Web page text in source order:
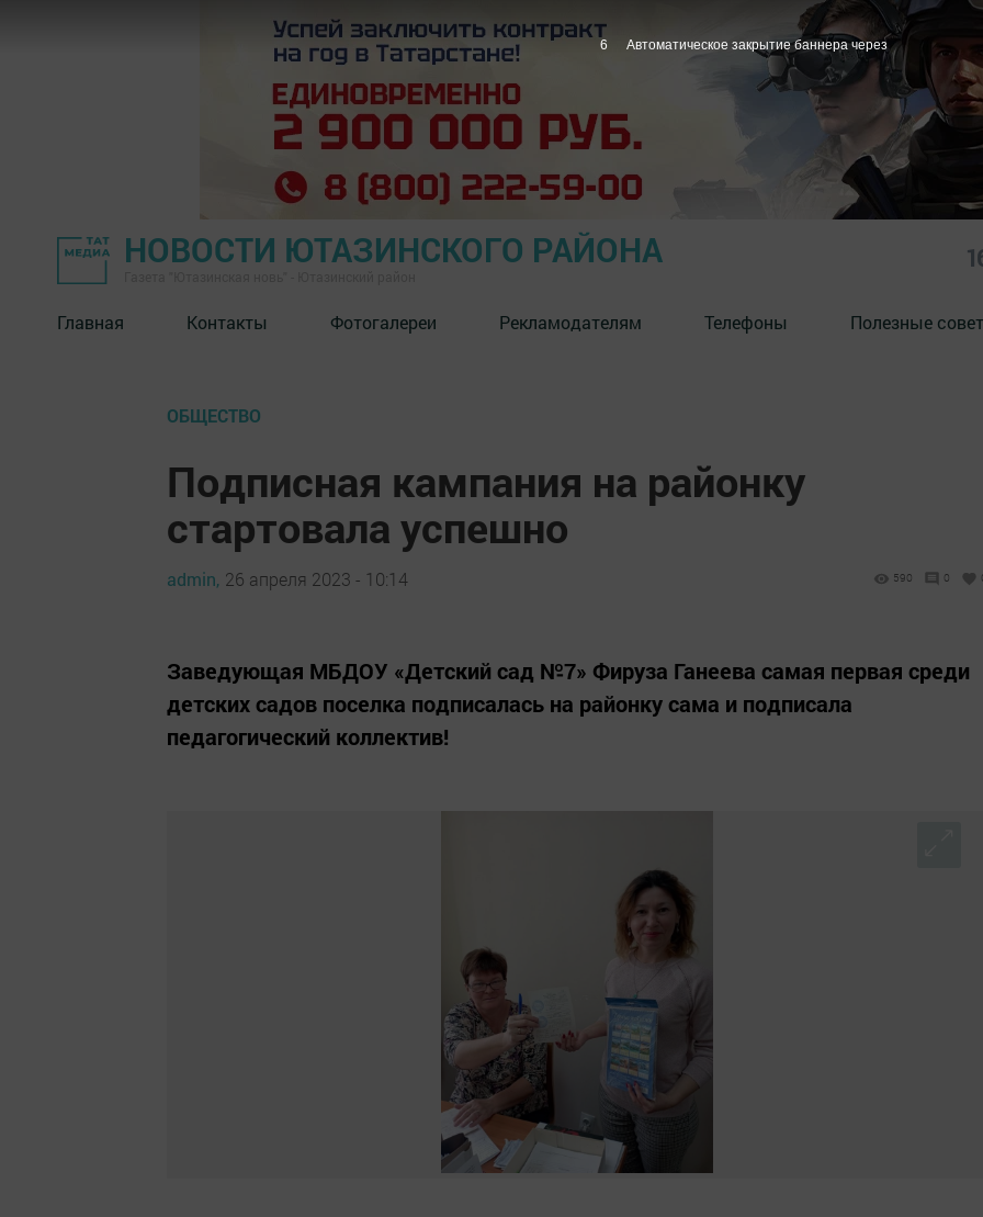
НОВОСТИ ЮТАЗИНСКОГО РАЙОНА
Главная Контакты Фотогалереи Рекламодателям Телефоны Полезные
ОБЩЕСТВО
Подписная кампания на районку
стартовала успешно
admin, 26 апреля 2023 - 10:14 590 0
Заведующая МБДОУ «Детский сад №7» Фируза Ганеева самая первая среди
детских садов поселка подписалась на районку сама и подписала
педагогический коллектив!
5 Автоматическое закрытие баннера через